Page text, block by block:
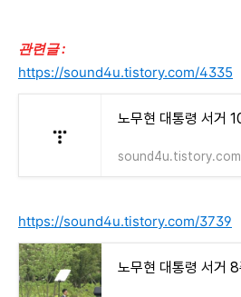
관련글 :
https://sound4u.tistory.com/4335
sound4u.tistory.com
https://sound4u.tistory.com/3739